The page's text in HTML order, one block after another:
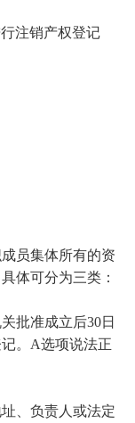
注销产权登记
员集体所有的资
体可分为三类：
批准成立后30日
。A选项说法正
、负责人或法定